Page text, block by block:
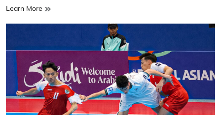
Learn More Prabowo
Putih
Gerakkan
Ekonomi
Rakyat
hingga
Rp233
Triliun